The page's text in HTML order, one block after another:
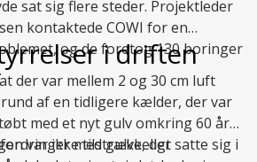
sat sig flere steder. Projektleder
kontaktede COWI for en
og de foretog 130 boringer
i driften
der var mellem 2 og 30 cm luft
af en tidligere kælder, der var
med et nyt gulv omkring 60 år
var ikke tilstrækkeligt
med gulve, der satte sig i